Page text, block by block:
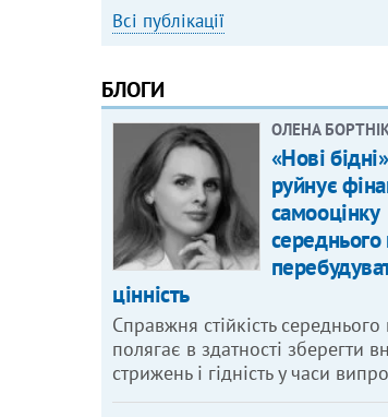
Всі публікації
БЛОГИ
ОЛЕНА
«Нові
руйнує
самооцінку
середнього
цінність
Справжня стійкість середнього
полягає в здатності зберегти
стрижень і гідність у часи